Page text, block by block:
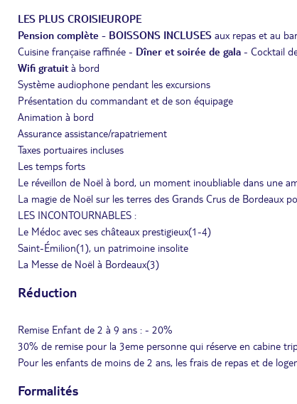
LES PLUS CROISIEUROPE
Pension complète - BOISSONS INCLUSES aux repas et au bar
Cuisine française raffinée - Dîner et soirée de gala - Cocktail
Wifi gratuità bord
Système audiophone pendant les excursions
Présentation du commandant et de son équipage
Animation à bord
Assurance assistance/rapatriement
Taxes portuaires incluses
Les temps forts
Le réveillon de Noël à bord, un moment inoubliable dans une
La magie de Noël sur les terres des Grands Crus de Bordeaux
LES INCONTOURNABLES :
Le Médoc avec ses châteaux prestigieux(1-4)
Saint-Émilion(1), un patrimoine insolite
La Messe de Noël à Bordeaux(3)
Réduction
Remise Enfant de 2 à 9 ans : - 20%
30% de remise pour la 3eme personne qui réserve en cabine
Pour les enfants de moins de 2 ans, les frais de repas et de
Formalités